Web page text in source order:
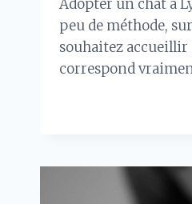
Adopter un chat à
peu de méthode,
souhaitez
correspond
LYON